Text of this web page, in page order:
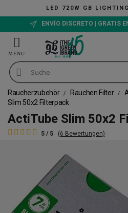
LED 720W GB
ENVÍO DISCRETO | GRATIS
Raucherzubehör Rauchen Filter
Slim 50x2 Filterpack
ActiTube Slim 50x2
5 / 5 (6 Bewertungen)